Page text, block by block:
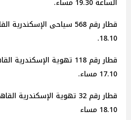
قطار رقم 568 سياحى
18.10.
قطار رقم 118 تهوية
17.10 مساء.
قطار رقم 32 تهوية
18.10 مساء